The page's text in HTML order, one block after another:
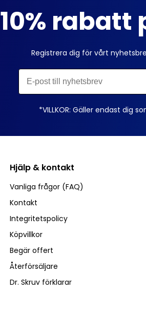
10% rabatt
Registrera dig för vårt
*VILLKOR: Gäller endast dig
Hjälp & kontakt
Vanliga frågor (FAQ)
Kontakt
Integritetspolicy
Köpvillkor
Begär offert
Återförsäljare
Dr. Skruv förklarar